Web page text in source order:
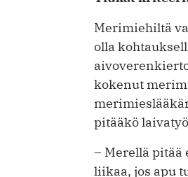
Merimiehiltä
olla
kokenut
pitääkö
– Merellä pitää
liikaa, jos apu